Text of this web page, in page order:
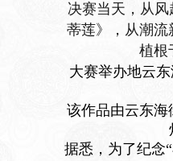
决赛当天，从
蒂莲》，从潮流
植根
大赛举办地云
该作品由云东
据悉，为了纪念